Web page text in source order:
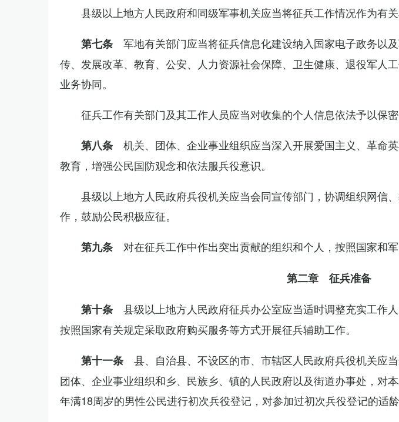
县级以上地方人民政府和同级军事机关应当将征兵工作情况作为有
第七条 军地有关部门应当将征兵信息化建设纳入国家电子政务以
传、发展改革、教育、公安、人力资源社会保障、卫生健康、退役军人
业务协同。
征兵工作有关部门及其工作人员应当对收集的个人信息依法予以保
第八条 机关、团体、企业事业组织应当深入开展爱国主义、革命
教育，增强公民国防观念和依法服兵役意识。
县级以上地方人民政府兵役机关应当会同宣传部门，协调组织网信
作，鼓励公民积极应征。
第九条 对在征兵工作中作出突出贡献的组织和个人，按照国家和军
第二章 征兵准备
第十条 县级以上地方人民政府征兵办公室应当适时调整充实工作
按照国家有关规定采取政府购买服务等方式开展征兵辅助工作。
第十一条 县、自治县、不设区的市、市辖区人民政府兵役机关应
团体、企业事业组织和乡、民族乡、镇的人民政府以及街道办事处，对
年满18周岁的男性公民进行初次兵役登记，对参加过初次兵役登记的适